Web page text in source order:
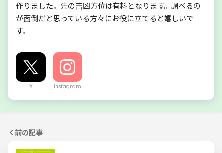
作りました。先の吉凶方位は有料となります。調べるの
が面倒だと思っている方々にお役に立てると嬉しいで
す。
X Instagram
前の記事